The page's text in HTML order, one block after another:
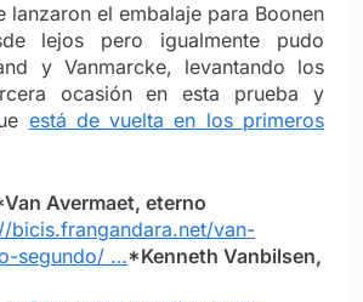
lanzaron el embalaje para Boonen
lejos pero igualmente pudo
y Vanmarcke, levantando los
ocasión en esta prueba y
está de vuelta en los primeros
Avermaet, eterno
bicis.frangandara.net/van-
segundo/ …*Kenneth Vanbilsen,